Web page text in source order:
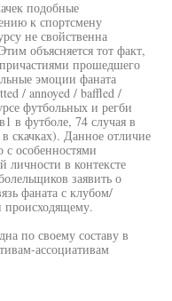
подобные
к спортсмену
не свойственна
объясняется тот факт,
прошедшего
эмоции фаната
/ annoyed / baffled /
футбольных и регби
в футболе, 74 случая в
скачках). Данное отличие
с особенностями
личности в контексте
заявить о
фаната с клубом/
происходящему.
по своему составу в
ассоциативам